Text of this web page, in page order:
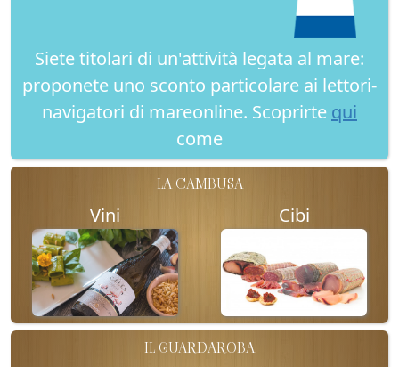
Siete titolari di un'attività legata al mare:
proponete uno sconto particolare ai lettori-
navigatori di mareonline. Scoprirte qui
come
LA CAMBUSA
Vini Cibi
IL GUARDAROBA